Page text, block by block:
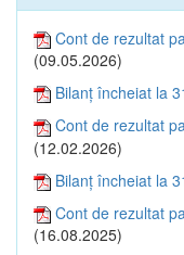
Cont de rezultat
(09.05.2026)
Bilanţ încheiat la
Cont de rezultat
(12.02.2026)
Bilanţ încheiat la
Cont de rezultat
(16.08.2025)